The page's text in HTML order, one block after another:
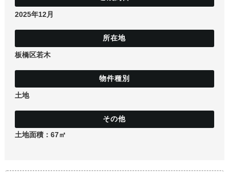
条件から探す
学区から探す
住宅ローン控除シミュレータ
新築戸建て
マンション
2025年12月
板橋区若木
土地
土地面積：67㎡